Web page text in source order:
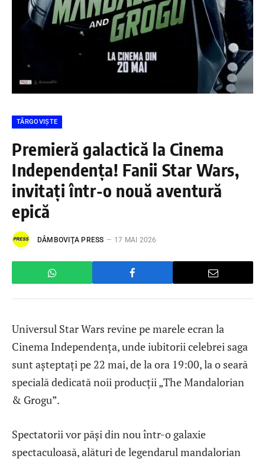
TÂRGOVIȘTE
Premieră galactică la Cinema
Independența! Fanii Star Wars,
invitați într-o nouă aventură
epică
DÂMBOVIŢA PRESS 17 MAI 2026
Universul Star Wars revine pe marele ecran la
Cinema Independența, unde iubitorii celebrei saga
sunt așteptați pe 22 mai, de la ora 19:00, la o seară
specială dedicată noii producții „The Mandalorian
& Grogu”.
Spectatorii vor păși din nou într-o galaxie
spectaculoasă, alături de legendarul mandalorian